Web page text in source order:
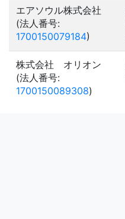
エアソウル株式会社
(法人番号:
1700150079184)
株式会社 オリオン
(法人番号:
1700150089308)